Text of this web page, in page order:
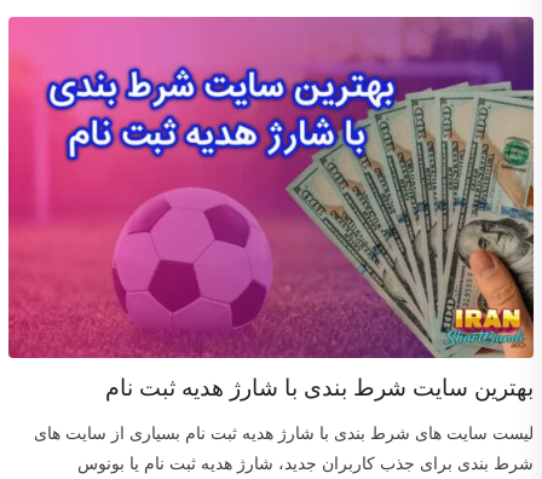
بهترین سایت شرط بندی با شارژ هدیه ثبت نام
لیست سایت های شرط بندی با شارژ هدیه ثبت نام بسیاری از سایت های
شرط بندی برای جذب کاربران جدید، شارژ هدیه ثبت نام یا بونوس